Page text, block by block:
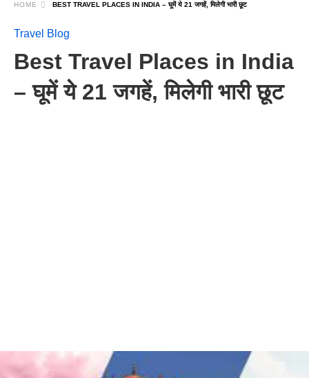
HOME BEST TRAVEL PLACES IN INDIA – घूमें ये 21 जगहें, मिलेगी भारी छूट
Travel Blog
Best Travel Places in India
– घूमें ये 21 जगहें, मिलेगी भारी छूट